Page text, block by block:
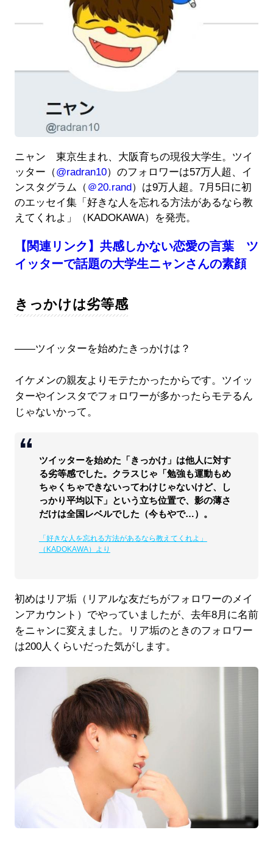
ニャン 東京生まれ、大阪育ちの現役大学生。ツイ
ッター（@radran10）のフォロワーは57万人超、イ
ンスタグラム（ ＠20.rand）は9万人超。7月5日に初
のエッセイ集「好きな人を忘れる方法があるなら教
えてくれよ」（KADOKAWA）を発売。
【関連リンク】共感しかない恋愛の言葉 ツ
イッターで話題の大学生ニャンさんの素顔
きっかけは劣等感
――ツイッターを始めたきっかけは？
イケメンの親友よりモテたかったからです。ツイッ
ターやインスタでフォロワーが多かったらモテるん
じゃないかって。
ツイッターを始めた「きっかけ」は他人に対す
る劣等感でした。クラスじゃ「勉強も運動もめ
ちゃくちゃできないってわけじゃないけど、し
っかり平均以下」という立ち位置で、影の薄さ
だけは全国レベルでした（今もやで…）。
「好きな人を忘れる方法があるなら教えてくれよ」
（KADOKAWA）より
初めはリア垢（リアルな友だちがフォロワーのメイ
ンアカウント）でやっていましたが、去年8月に名前
をニャンに変えました。リア垢のときのフォロワー
は200人くらいだった気がします。